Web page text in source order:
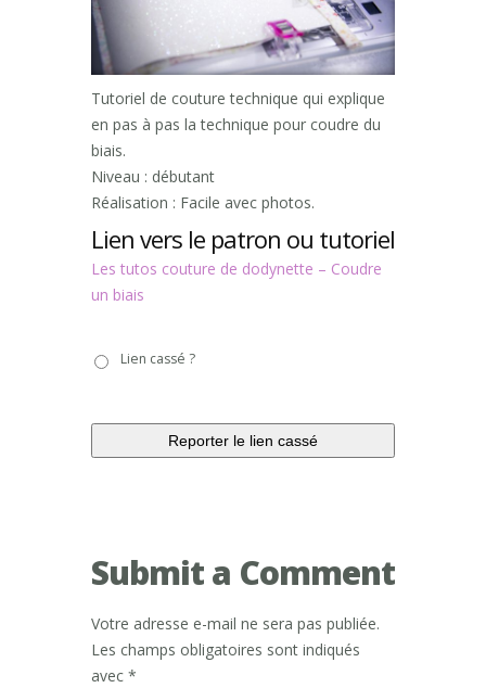
Tutoriel de couture technique qui explique
en pas à pas la technique pour coudre du
biais.
Niveau : débutant
Réalisation : Facile avec photos.
Lien vers le patron ou tutoriel
Les tutos couture de dodynette – Coudre
un biais
casséLien cassé ?
Submit a Comment
Votre adresse e-mail ne sera pas publiée.
Les champs obligatoires sont indiqués
avec *